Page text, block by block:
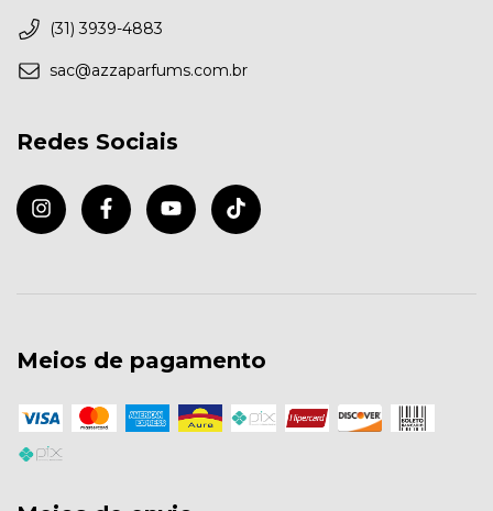
(31) 3939-4883
sac@azzaparfums.com.br
Redes Sociais
Meios de pagamento